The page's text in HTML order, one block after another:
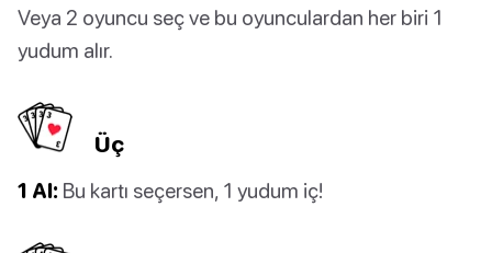
Veya 2 oyuncu seç ve bu oyunculardan her biri 1
yudum alır.
Üç
1 Al: Bu kartı seçersen, 1 yudum iç!